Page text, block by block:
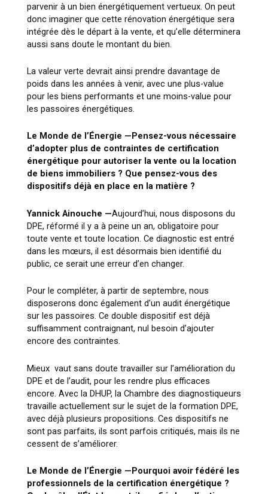
parvenir à un bien énergétiquement vertueux. On peut
donc imaginer que cette rénovation énergétique sera
intégrée dès le départ à la vente, et qu’elle déterminera
aussi sans doute le montant du bien.
La valeur verte devrait ainsi prendre davantage de
poids dans les années à venir, avec une plus-value
pour les biens performants et une moins-value pour
les passoires énergétiques.
Le Monde de l’Énergie — Pensez-vous nécessaire
d’adopter plus de contraintes de certification
énergétique pour autoriser la vente ou la location
de biens immobiliers ? Que pensez-vous des
dispositifs déjà en place en la matière ?
Yannick Ainouche —Aujourd’hui, nous disposons du
DPE, réformé il y a à peine un an, obligatoire pour
toute vente et toute location. Ce diagnostic est entré
dans les mœurs, il est désormais bien identifié du
public, ce serait une erreur d’en changer.
Pour le compléter, à partir de septembre, nous
disposerons donc également d’un audit énergétique
sur les passoires. Ce double dispositif est déjà
suffisamment contraignant, nul besoin d’ajouter
encore des contraintes.
Mieux vaut sans doute travailler sur l’amélioration du
DPE et de l’audit, pour les rendre plus efficaces
encore. Avec la DHUP, la Chambre des diagnostiqueurs
travaille actuellement sur le sujet de la formation DPE,
avec déjà plusieurs propositions. Ces dispositifs ne
sont pas parfaits, ils sont parfois critiqués, mais ils ne
cessent de s’améliorer.
Le Monde de l’Énergie —Pourquoi avoir fédéré les
professionnels de la certification énergétique ?